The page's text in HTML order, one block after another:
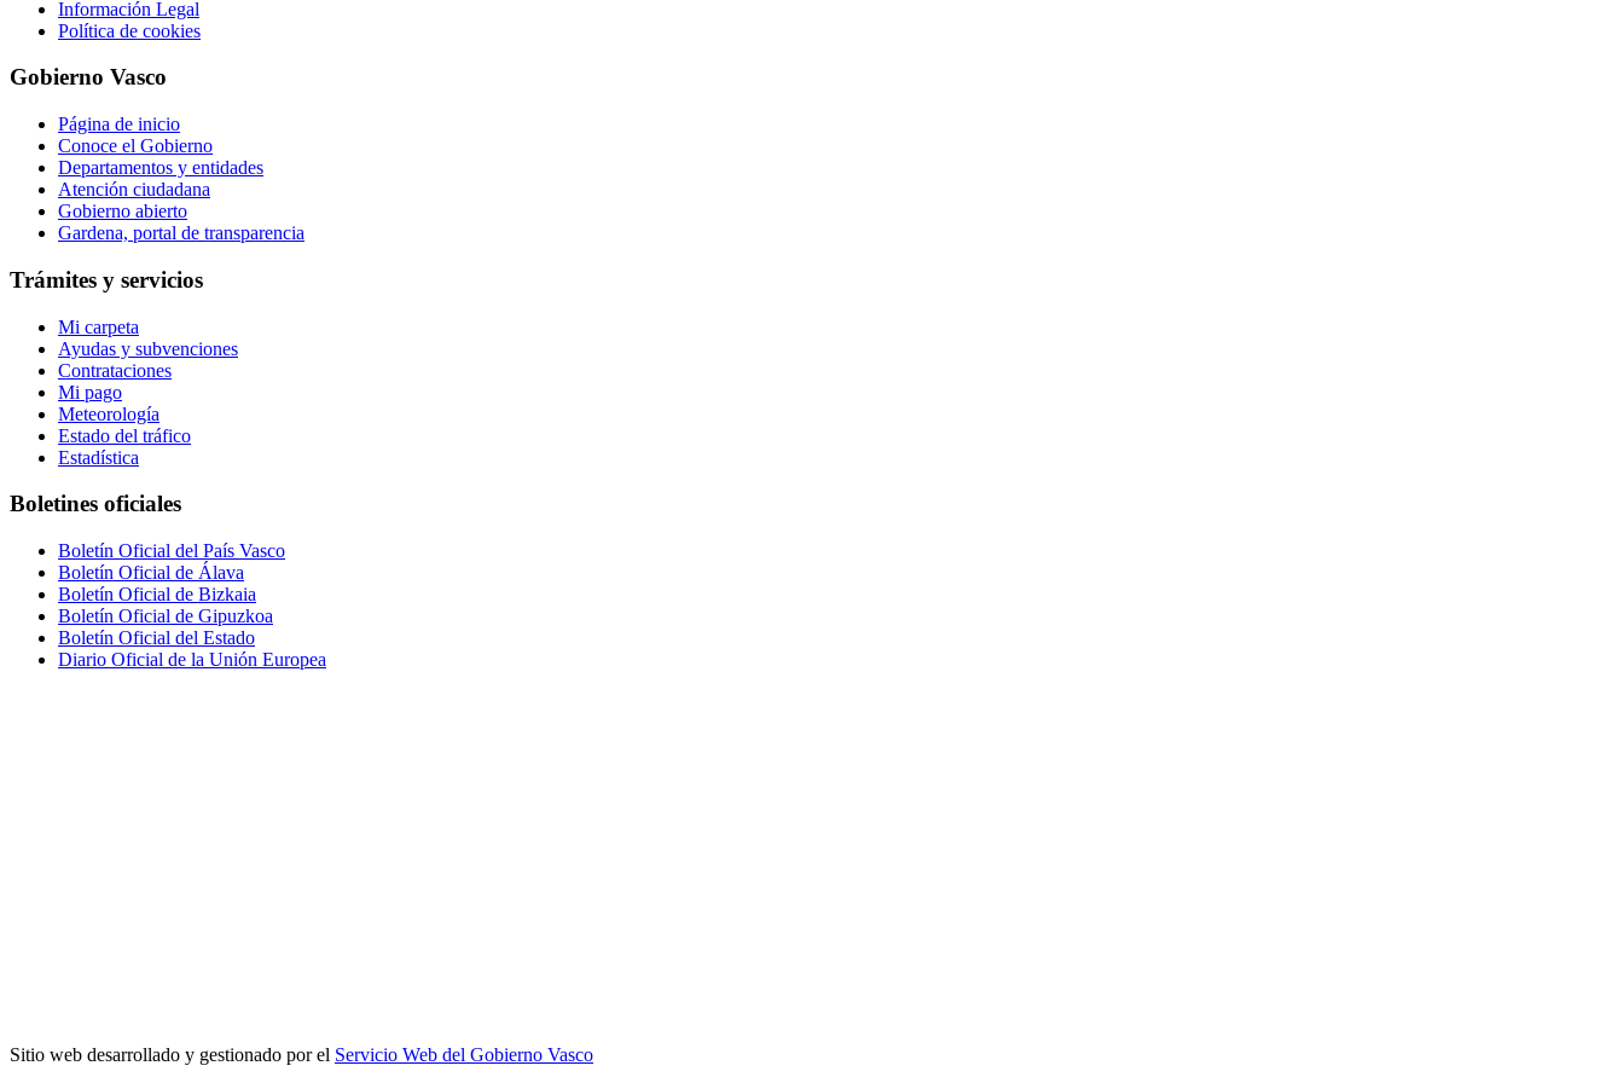
Información Legal
Política de cookies
Gobierno Vasco
Página de inicio
Conoce el Gobierno
Departamentos y entidades
Atención ciudadana
Gobierno abierto
Gardena, portal de transparencia
Trámites y servicios
Mi carpeta
Ayudas y subvenciones
Contrataciones
Mi pago
Meteorología
Estado del tráfico
Estadística
Boletines oficiales
Boletín Oficial del País Vasco
Boletín Oficial de Álava
Boletín Oficial de Bizkaia
Boletín Oficial de Gipuzkoa
Boletín Oficial del Estado
Diario Oficial de la Unión Europea
Sitio web desarrollado y gestionado por el Servicio Web del Gobierno Vasco